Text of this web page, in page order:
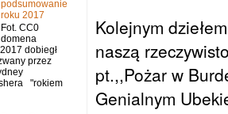
Kolejnym
naszą
pt.,,Pożar w
Genialnym
podsumowanie
roku 2017
Fot. CC0
domena
dobiegł
przez
"rokiem